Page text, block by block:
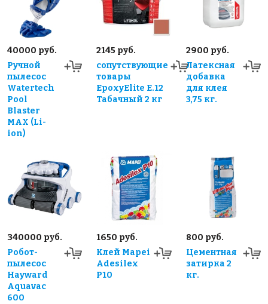
40000 руб.
Ручной
пылесос
Watertech
Pool
Blaster
MAX (Li-
ion)
2145 руб.
сопутствующие
товары
EpoxyElite E.12
Табачный 2 кг
2900 руб.
Латексная
добавка
для клея
3,75 кг.
340000 руб.
Робот-
пылесос
Hayward
Aquavac
600
1650 руб.
Клей Mapei
Adesilex
P10
800 руб.
Цементная
затирка 2
кг.